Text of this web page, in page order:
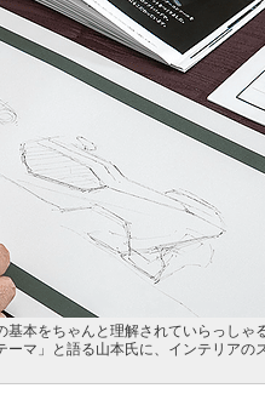
基本をちゃんと理解されていらっしゃ
ーマ」と語る山本氏に、インテリアの